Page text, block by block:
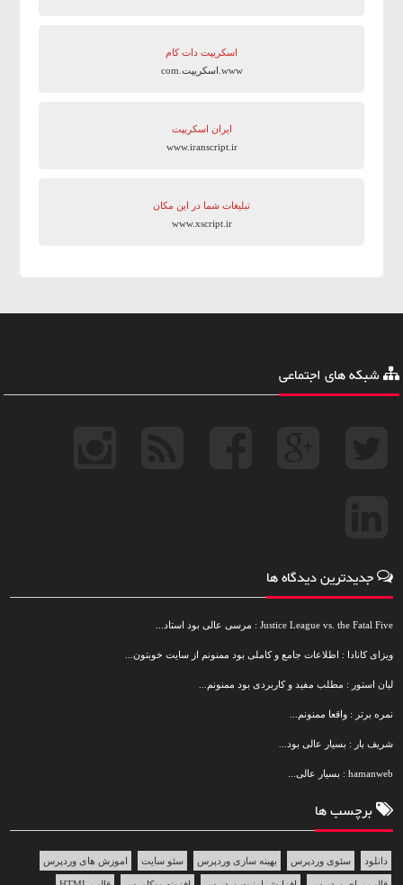
اسکریپت دات کام
www.اسکریپت.com
ایران اسکریپت
www.iranscript.ir
تبلیغات شما در این مکان
www.xscript.ir
شبکه های اجتماعی
جدیدترین دیدگاه ها
Justice League vs. the Fatal Five : مرسی عالی بود استاد...
ویزای کانادا : اطلاعات جامع و کاملی بود ممنونم از سایت خوبتون...
لیان استور : مطلب مفید و کاربردی بود ممنونم...
نمره برتر : واقعا ممنونم...
شریف بار : بسیار عالی بود...
hamanweb : بسیار عالی...
برچسب ها
دانلود سئوی وردپرس بهینه سازی وردپرس سئو سایت اموزش های وردپرس